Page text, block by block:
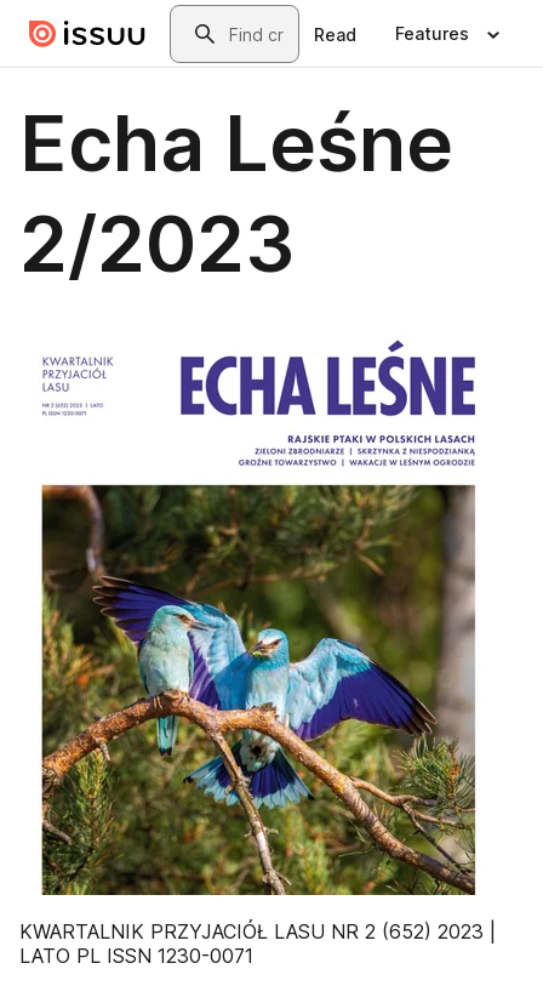
Skip to main contentSearch
Read Features
Echa Leśne
2/2023
KWARTALNIK PRZYJACIÓŁ LASU NR 2 (652) 2023 |
LATO PL ISSN 1230-0071